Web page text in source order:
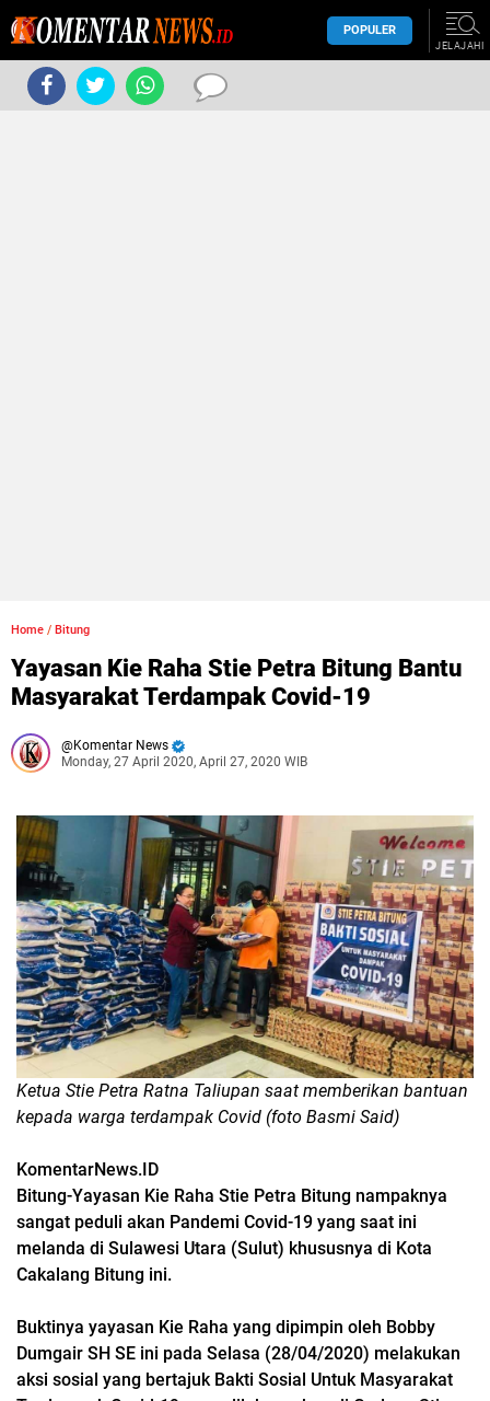
POPULER
JELAJAHI
Home / Bitung
Yayasan Kie Raha Stie Petra Bitung Bantu
Masyarakat Terdampak Covid-19
Komentar News
Monday, 27 April 2020, April 27, 2020 WIB
Ketua Stie Petra Ratna Taliupan saat memberikan bantuan
kepada warga terdampak Covid (foto Basmi Said)
KomentarNews.ID
Bitung-Yayasan Kie Raha Stie Petra Bitung nampaknya
sangat peduli akan Pandemi Covid-19 yang saat ini
melanda di Sulawesi Utara (Sulut) khususnya di Kota
Cakalang Bitung ini.
Buktinya yayasan Kie Raha yang dipimpin oleh Bobby
Dumgair SH SE ini pada Selasa (28/04/2020) melakukan
aksi sosial yang bertajuk Bakti Sosial Untuk Masyarakat